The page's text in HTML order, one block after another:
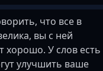
что все в
вы с ней
хорошо. У слов есть
улучшить ваше